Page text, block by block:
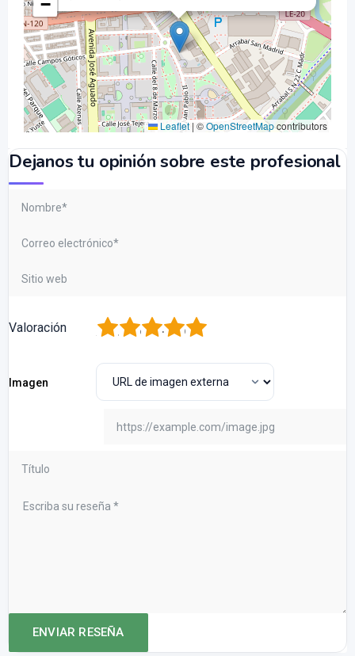
−
Leaflet | ©OpenStreetMapcontributors
Dejanos tu opinión sobre este profesional
Valoración 5
4
3
2
Imagen